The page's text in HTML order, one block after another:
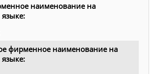
наименование на
фирменное наименование на